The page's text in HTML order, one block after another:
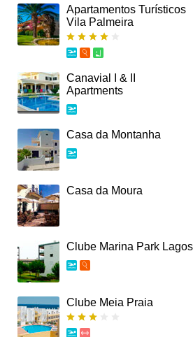
Apartamentos Turísticos
Vila Palmeira
Canavial I & II
Apartments
Casa da Montanha
Casa da Moura
Clube Marina Park Lagos
Clube Meia Praia